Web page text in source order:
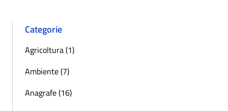
Categorie
Agricoltura (1)
Ambiente (7)
Anagrafe (16)